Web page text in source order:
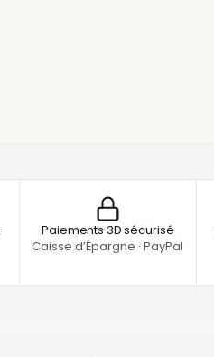
Paiements 3D sécurisé
Caisse d’Épargne · PayPal